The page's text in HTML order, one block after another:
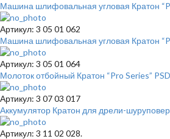
Машина шлифовальная угловая Кратон
Артикул: 3 05 01 062
Машина шлифовальная угловая Кратон
Артикул: 3 05 01 064
Молоток отбойный Кратон “Pro Series”
Артикул: 3 07 03 017
Аккумулятор Кратон для дрели-
Артикул: 3 11 02 028.